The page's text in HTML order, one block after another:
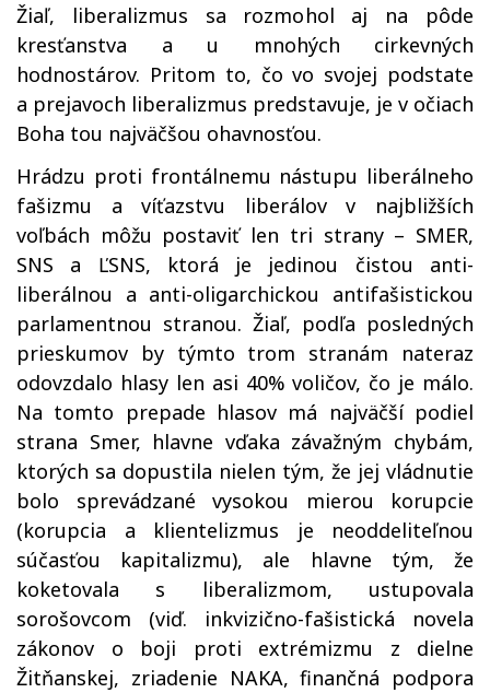
Žiaľ, liberalizmus sa rozmohol aj na pôde
kresťanstva a u mnohých cirkevných
hodnostárov. Pritom to, čo vo svojej podstate
a prejavoch liberalizmus predstavuje, je v očiach
Boha tou najväčšou ohavnosťou.
Hrádzu proti frontálnemu nástupu liberálneho
fašizmu a víťazstvu liberálov v najbližších
voľbách môžu postaviť len tri strany – SMER,
SNS a ĽSNS, ktorá je jedinou čistou anti-
liberálnou a anti-oligarchickou antifašistickou
parlamentnou stranou. Žiaľ, podľa posledných
prieskumov by týmto trom stranám nateraz
odovzdalo hlasy len asi 40% voličov, čo je málo.
Na tomto prepade hlasov má najväčší podiel
strana Smer, hlavne vďaka závažným chybám,
ktorých sa dopustila nielen tým, že jej vládnutie
bolo sprevádzané vysokou mierou korupcie
(korupcia a klientelizmus je neoddeliteľnou
súčasťou kapitalizmu), ale hlavne tým, že
koketovala s liberalizmom, ustupovala
sorošovcom (viď. inkvizično-fašistická novela
zákonov o boji proti extrémizmu z dielne
Žitňanskej, zriadenie NAKA, finančná podpora